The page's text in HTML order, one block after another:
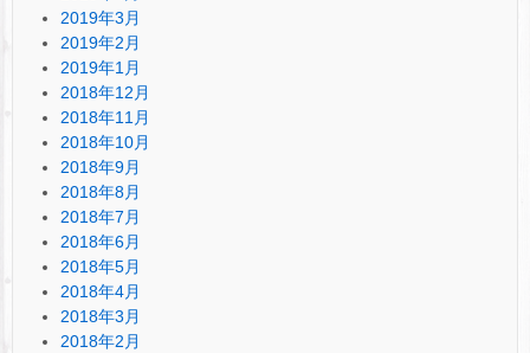
2019年3月
2019年2月
2019年1月
2018年12月
2018年11月
2018年10月
2018年9月
2018年8月
2018年7月
2018年6月
2018年5月
2018年4月
2018年3月
2018年2月